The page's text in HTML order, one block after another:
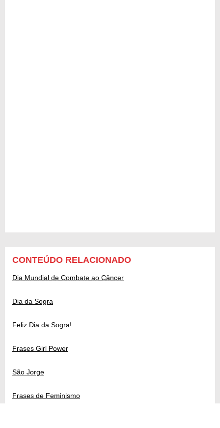
CONTEÚDO RELACIONADO
Dia Mundial de Combate ao Câncer
Dia da Sogra
Feliz Dia da Sogra!
Frases Girl Power
São Jorge
Frases de Feminismo